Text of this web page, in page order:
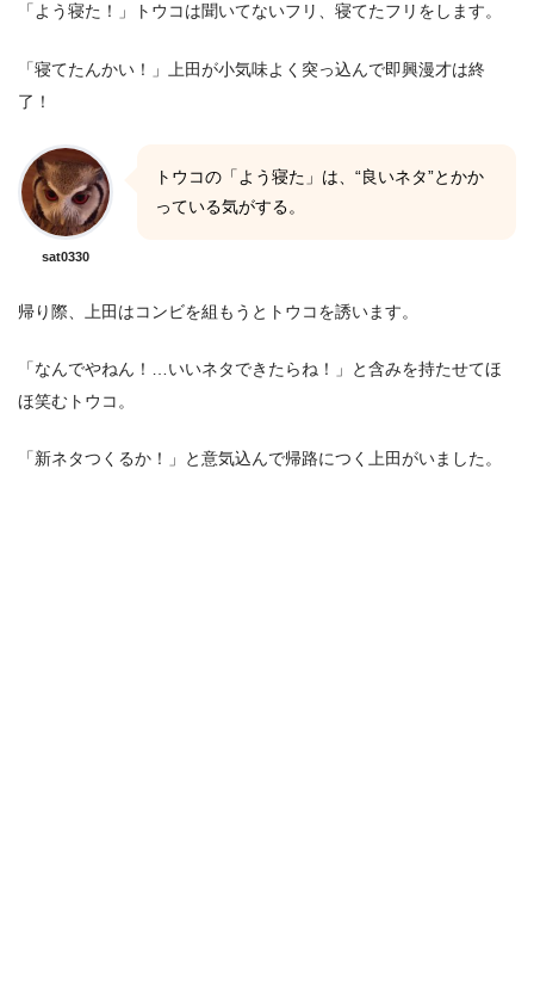
「よう寝た！」トウコは聞いてないフリ、寝てたフリをします。
「寝てたんかい！」上田が小気味よく突っ込んで即興漫才は終
了！
sat0330
トウコの「よう寝た」は、“良いネタ”とかか
っている気がする。
帰り際、上田はコンビを組もうとトウコを誘います。
「なんでやねん！…いいネタできたらね！」と含みを持たせてほ
ほ笑むトウコ。
「新ネタつくるか！」と意気込んで帰路につく上田がいました。